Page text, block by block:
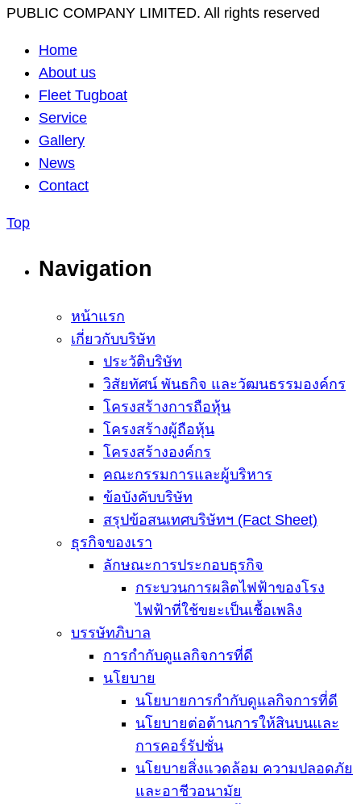
PUBLIC COMPANY LIMITED. All rights reserved
Home
About us
Fleet Tugboat
Service
Gallery
News
Contact
Top
Navigation
หน้าแรก
เกี่ยวกับบริษัท
ประวัติบริษัท
วิสัยทัศน์ พันธกิจ และวัฒนธรรมองค์กร
โครงสร้างการถือหุ้น
โครงสร้างผู้ถือหุ้น
โครงสร้างองค์กร
คณะกรรมการและผู้บริหาร
ข้อบังคับบริษัท
สรุปข้อสนเทศบริษัทฯ (Fact Sheet)
ธุรกิจของเรา
ลักษณะการประกอบธุรกิจ
กระบวนการผลิตไฟฟ้าของโรง
ไฟฟ้าที่ใช้ขยะเป็นเชื้อเพลิง
บรรษัทภิบาล
การกำกับดูแลกิจการที่ดี
นโยบาย
นโยบายการกำกับดูแลกิจการที่ดี
นโยบายต่อต้านการให้สินบนและ
การคอร์รัปชั่น
นโยบายสิ่งแวดล้อม ความปลอดภัย
และอาชีวอนามัย